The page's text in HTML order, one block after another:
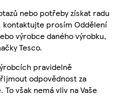
nebo potřeby získat radu
kontaktujte prosím Oddělení
výrobce daného výrobku,
Tesco.
pravidelně
odpovědnost za
však nemá vliv na Vaše